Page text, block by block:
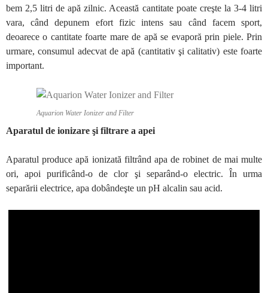
bem 2,5 litri de apă zilnic. Această cantitate poate creşte la 3-4 litri
vara, când depunem efort fizic intens sau când facem sport,
deoarece o cantitate foarte mare de apă se evaporă prin piele. Prin
urmare, consumul adecvat de apă (cantitativ şi calitativ) este foarte
important.
Aquarion Water Ionizer and Filter
Aparatul de ionizare şi filtrare a apei
Aparatul produce apă ionizată filtrând apa de robinet de mai multe
ori, apoi purificând-o de clor şi separând-o electric. În urma
separării electrice, apa dobândeşte un pH alcalin sau acid.